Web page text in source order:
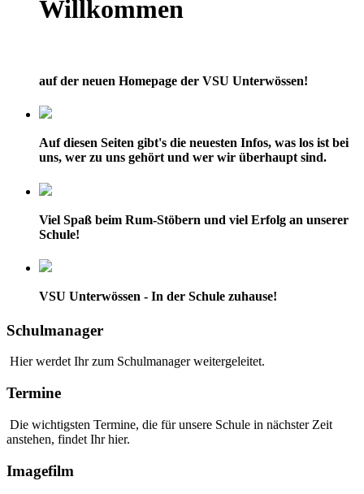
Willkommen
auf der neuen Homepage der VSU Unterwössen!
Auf diesen Seiten gibt's die neuesten Infos, was los ist bei
uns, wer zu uns gehört und wer wir überhaupt sind.
Viel Spaß beim Rum-Stöbern und viel Erfolg an unserer
Schule!
VSU Unterwössen - In der Schule zuhause!
Schulmanager
Hier werdet Ihr zum Schulmanager weitergeleitet.
Termine
Die wichtigsten Termine, die für unsere Schule in nächster Zeit
anstehen, findet Ihr hier.
Imagefilm